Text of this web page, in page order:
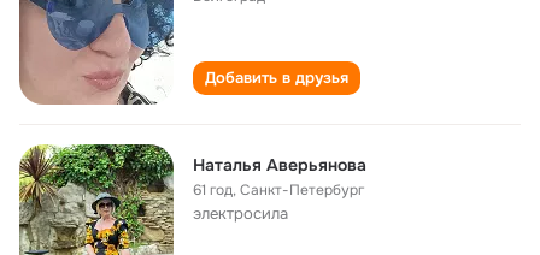
Добавить в друзья
Наталья Аверьянова
61 год,Санкт-Петербург
электросила